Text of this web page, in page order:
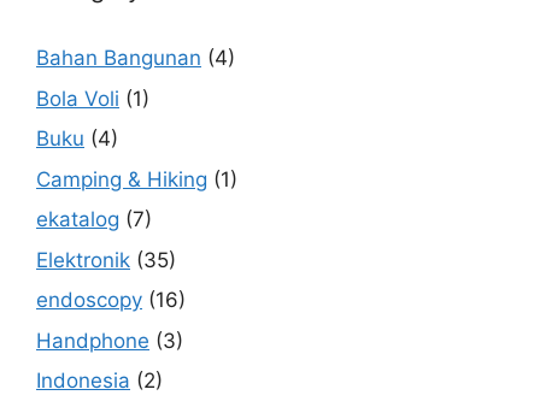
Bahan Bangunan (4)
Bola Voli (1)
Buku (4)
Camping & Hiking (1)
ekatalog (7)
Elektronik (35)
endoscopy (16)
Handphone (3)
Indonesia (2)